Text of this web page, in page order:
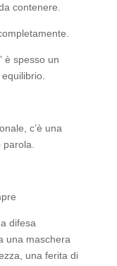
contenere.
è spesso un
c’è una
difesa
una maschera
una ferita di